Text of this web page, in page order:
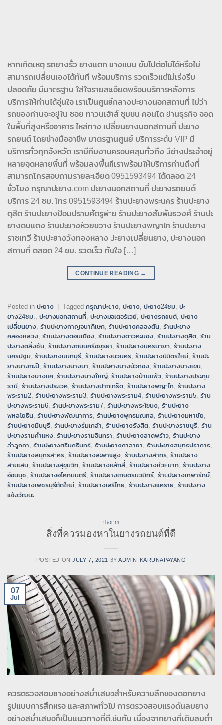
หากเกิดเหตุ รถยางรั่ว ยางแตก ยางแบน ขับไปต่อไม่ได้หรือไม่
สามารถเปลี่ยนเองได้ทันที พร้อมบริการ รวดเร็วแต่ไม่เร่งรีบ
ปลอดภัย มีมาตรฐาน ใส่ใจรายละเอียดพร้อมบริการหลังการ
บริการให้ท่านได้อุ่นใจ เราเป็นศูนย์กลางปะยางนอกสถานที่ ไม่ว่า
รถของท่านจะอยู่ใน ซอย ทาวนเฮ้าส์ ชุมชน คอนโด ย่านธุรกิจ จอด
ในพื้นที่สูงหรืออาคาร ไหล่ทาง เปลี่ยนยางนอกสถานที่ ปะยาง
รถยนต์ โดยช่างมืออาชีพ มาตรฐานศูนย์ บริการระดับ VIP มี
บริการทั่วทุกจังหวัด เรามีทีมงานครอบคลุมทั่วถึง มีช่างประจำอยู่
หลายจุดหลายพื้นที่ พร้อมลงพื้นทีเราพร้อมให้บริการท่านถึงที่
สามารถโทรสอบถามรายละเอียด 0951593494 ได้ตลอด 24
ชั่วโมง กรุณาปะยาง.com ปะยางนอกสถานที่ ปะยางรถยนต์
บริการ 24 ชม. โทร 0951593494 ร้านปะยางพระนคร ร้านปะยาง
ดุสิต ร้านปะยางป้อมปราบศัตรูพ่าย ร้านปะยางสัมพันธวงศ์ ร้านปะ
ยางดินแดง ร้านปะยางห้วยขวาง ร้านปะยางพญาไท ร้านปะยาง
ราชเทวี ร้านปะยางวังทองหลาง ปะยางเปลี่ยนยาง, ปะยางนอก
สถานที่ ตลอด 24 ชม. รวดเร็ว ทันใจ […]
CONTINUE READING →
Posted in ปะยาง Tagged กรุณาปะยาง, ปะยาง, ปะยาง24ชม, ปะ
ยาง24ชม., ปะยางนอกสถานที่, ปะยางมอเตอร์เวย์, ปะยางรถยนต์, ปะยาง
เปลี่ยนยาง, ร้านปะยางกาญจนาภิเษก, ร้านปะยางคลองตัน, ร้านปะยาง
คลองหลวง, ร้านปะยางดอนเมือง, ร้านปะยางดาวคะนอง, ร้านปะยางดุสิต, ร้าน
ปะยางตลิ่งชัน, ร้านปะยางถนนศรีอยุธยา, ร้านปะยางนครนายก, ร้านปะยาง
นครปฐม, ร้านปะยางนนทบุรี, ร้านปะยางนวนคร, ร้านปะยางนิมิตรใหม่, ร้านปะ
ยางบางกะปิ, ร้านปะยางบางนา, ร้านปะยางบางบัวทอง, ร้านปะยางบางเขน,
ร้านปะยางบางแค, ร้านปะยางบางใหญ่, ร้านปะยางบ้านแพ้ว, ร้านปะยางประทุม
ธานี, ร้านปะยางประเวศ, ร้านปะยางปากเกร็ด, ร้านปะยางพญาไท, ร้านปะยาง
พระราม2, ร้านปะยางพระราม3, ร้านปะยางพระราม4, ร้านปะยางพระราม5, ร้าน
ปะยางพระราม6, ร้านปะยางพระราม7, ร้านปะยางพระโขนง, ร้านปะยาง
พหลโยธิน, ร้านปะยางพัฒนาการ, ร้านปะยางพุทธมณฑล, ร้านปะยางมหาชัย,
ร้านปะยางมีนบุรี, ร้านปะยางร่มเกล้า, ร้านปะยางรังสิต, ร้านปะยางราชบุรี, ร้าน
ปะยางรามคำแหง, ร้านปะยางรามอินทรา, ร้านปะยางลาดพร้าว, ร้านปะยาง
ลำลูกกา, ร้านปะยางศรีนครินทร์, ร้านปะยางศาลายา, ร้านปะยางสมุทรปราการ,
ร้านปะยางสมุทรสาคร, ร้านปะยางสะพานสูง, ร้านปะยางสาทร, ร้านปะยาง
สามเสน, ร้านปะยางสุขุมวิท, ร้านปะยางหลักสี่, ร้านปะยางหัวหมาก, ร้านปะยาง
อ่อนนุช, ร้านปะยางอโศกมนตรี, ร้านปะยางเกษตรนวมิทร์, ร้านปะยางเทพารักษ์,
ร้านปะยางเพชรบุรีตัดใหม่, ร้านปะยางเสรีไทย, ร้านปะยางแคราย, ร้านปะยาง
แจ้งวัฒนะ
ปะยาง
สิ่งที่ควรมองหาในยางรถยนต์ที่ดี
POSTED ONJULY 7, 2021 BYADMIN-KARUNAPAYANG
07
Jul
ควรตรวจสอบยางอย่างสม่ำเสมอสำหรับความลึกของดอกยาง
รูปแบบการสึกหรอ และสภาพทั่วไป การตรวจสอบแรงดันลมยาง
อย่างสม่ำเสมอก็เป็นแนวทางที่ดีเช่นกัน เนื่องจากยางที่เติมลมต่ำ